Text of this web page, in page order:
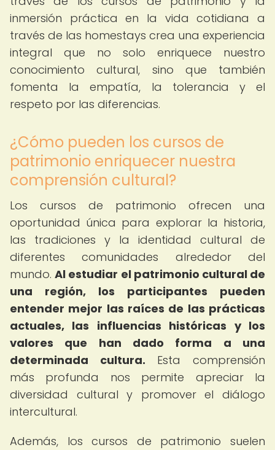
inmersión práctica en la vida cotidiana a
través de las homestays crea una experiencia
integral que no solo enriquece nuestro
conocimiento cultural, sino que también
fomenta la empatía, la tolerancia y el
respeto por las diferencias.
¿Cómo pueden los cursos de
patrimonio enriquecer nuestra
comprensión cultural?
Los cursos de patrimonio ofrecen una
oportunidad única para explorar la historia,
las tradiciones y la identidad cultural de
diferentes comunidades alrededor del
mundo.Al estudiar el patrimonio cultural de
una región, los participantes pueden
entender mejor las raíces de las prácticas
actuales, las influencias históricas y los
valores que han dado forma a una
determinada cultura. Esta comprensión
más profunda nos permite apreciar la
diversidad cultural y promover el diálogo
intercultural.
Además, los cursos de patrimonio suelen